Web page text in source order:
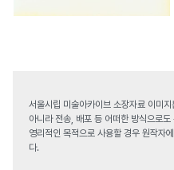
서울시립 미술아카이브 소장자료 이미
아니라 전송, 배포 등 어떠한 방식으로도
영리적인 목적으로 사용할 경우 원작자
다.